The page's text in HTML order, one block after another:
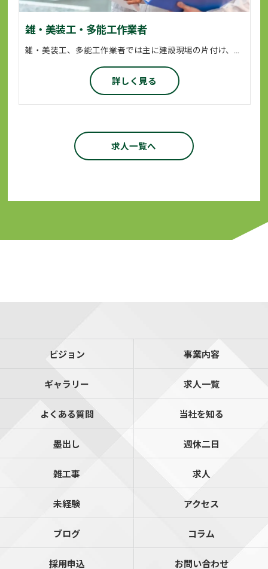
雑・美装工・多能工作業者
雑・美装工、多能工作業者では主に建設現場の片付け、清掃などの環境整備や窓枠の養生、クリーニングなどを担当していただきます。 また、各資格を用いて、あらゆる場面でオールマイティーな活躍をします。 業務に必要な資格につきましては会社が全面的にサポートいたします。
詳しく見る
求人一覧へ
ビジョン 事業内容
ギャラリー 求人一覧
よくある質問 当社を知る
墨出し 週休二日
雑工事 求人
未経験 アクセス
ブログ コラム
採用申込 お問い合わせ